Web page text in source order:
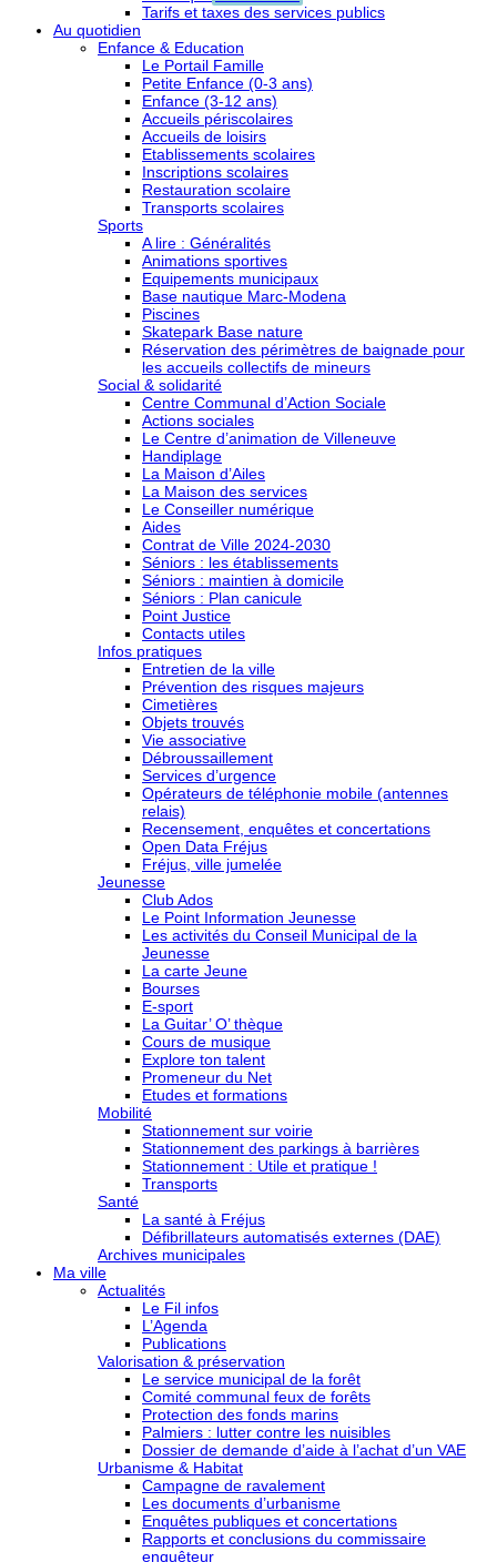
Tarifs et taxes des services publics
Au quotidien
Enfance & Education
Le Portail Famille
Petite Enfance (0-3 ans)
Enfance (3-12 ans)
Accueils périscolaires
Accueils de loisirs
Etablissements scolaires
Inscriptions scolaires
Restauration scolaire
Transports scolaires
Sports
A lire : Généralités
Animations sportives
Equipements municipaux
Base nautique Marc-Modena
Piscines
Skatepark Base nature
Réservation des périmètres de baignade pour
les accueils collectifs de mineurs
Social & solidarité
Centre Communal d’Action Sociale
Actions sociales
Le Centre d’animation de Villeneuve
Handiplage
La Maison d’Ailes
La Maison des services
Le Conseiller numérique
Aides
Contrat de Ville 2024-2030
Séniors : les établissements
Séniors : maintien à domicile
Séniors : Plan canicule
Point Justice
Contacts utiles
Infos pratiques
Entretien de la ville
Prévention des risques majeurs
Cimetières
Objets trouvés
Vie associative
Débroussaillement
Services d’urgence
Opérateurs de téléphonie mobile (antennes
relais)
Recensement, enquêtes et concertations
Open Data Fréjus
Fréjus, ville jumelée
Jeunesse
Club Ados
Le Point Information Jeunesse
Les activités du Conseil Municipal de la
Jeunesse
La carte Jeune
Bourses
E-sport
La Guitar’ O’ thèque
Cours de musique
Explore ton talent
Promeneur du Net
Etudes et formations
Mobilité
Stationnement sur voirie
Stationnement des parkings à barrières
Stationnement : Utile et pratique !
Transports
Santé
La santé à Fréjus
Défibrillateurs automatisés externes (DAE)
Archives municipales
Ma ville
Actualités
Le Fil infos
L’Agenda
Publications
Valorisation & préservation
Le service municipal de la forêt
Comité communal feux de forêts
Protection des fonds marins
Palmiers : lutter contre les nuisibles
Dossier de demande d’aide à l’achat d’un VAE
Urbanisme & Habitat
Campagne de ravalement
Les documents d’urbanisme
Enquêtes publiques et concertations
Rapports et conclusions du commissaire
enquêteur